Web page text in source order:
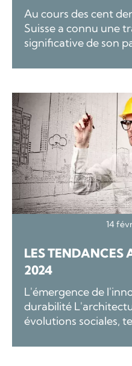
Au cours des cent
Suisse a connu une
significative de son
14
LES TENDANCES
2024
L'émergence de
durabilité
évolutions sociales,